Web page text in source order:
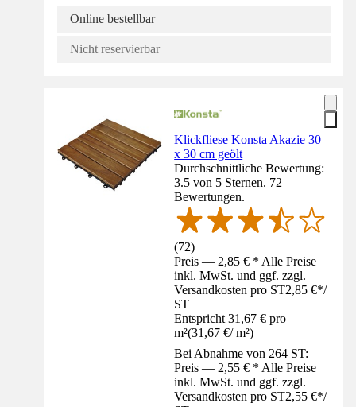
Online bestellbar
Nicht reservierbar
Klickfliese Konsta Akazie 30
x 30 cm geölt
Durchschnittliche Bewertung:
3.5 von 5 Sternen. 72
Bewertungen.
(72)
Preis — 2,85 € * Alle Preise
inkl. MwSt. und ggf. zzgl.
Versandkosten pro ST2,85 €*/
ST
Entspricht 31,67 € pro
m²(31,67 €/ m²)
Bei Abnahme von 264 ST:
Preis — 2,55 € * Alle Preise
inkl. MwSt. und ggf. zzgl.
Versandkosten pro ST2,55 €*/